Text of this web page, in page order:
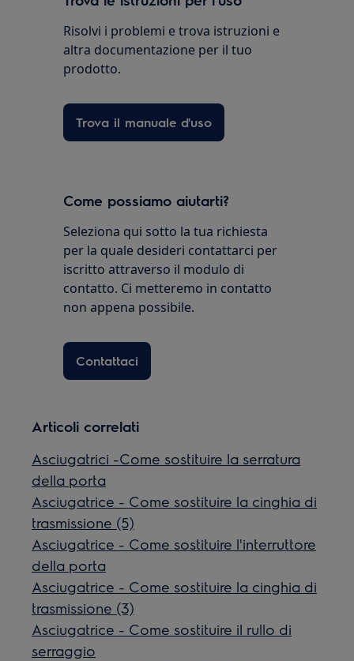
Risolvi i problemi e trova istruzioni e
altra documentazione per il tuo
prodotto.
Trova il manuale d'uso
Come possiamo aiutarti?
Seleziona qui sotto la tua richiesta
per la quale desideri contattarci per
iscritto attraverso il modulo di
contatto. Ci metteremo in contatto
non appena possibile.
Contattaci
Articoli correlati
Asciugatrici -Come sostituire la serratura
della porta
Asciugatrice - Come sostituire la cinghia di
trasmissione (5)
Asciugatrice - Come sostituire l'interruttore
della porta
Asciugatrice - Come sostituire la cinghia di
trasmissione (3)
Asciugatrice - Come sostituire il rullo di
serraggio